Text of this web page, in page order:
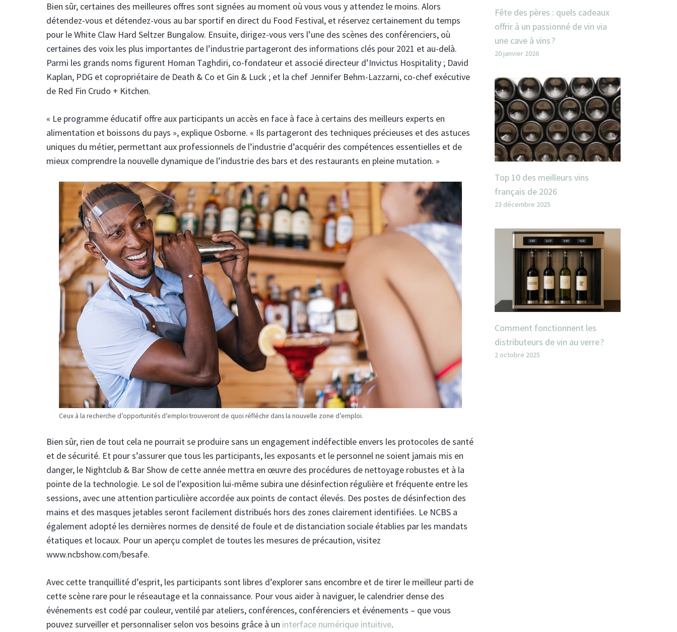
Bien sûr, certaines des meilleures offres sont signées au moment où vous vous y attendez le moins. Alors
détendez-vous et détendez-vous au bar sportif en direct du Food Festival, et réservez certainement du temps
pour le White Claw Hard Seltzer Bungalow. Ensuite, dirigez-vous vers l’une des scènes des conférenciers, où
certaines des voix les plus importantes de l’industrie partageront des informations clés pour 2021 et au-delà.
Parmi les grands noms figurent Homan Taghdiri, co-fondateur et associé directeur d’Invictus Hospitality ; David
Kaplan, PDG et copropriétaire de Death & Co et Gin & Luck ; et la chef Jennifer Behm-Lazzarni, co-chef exécutive
de Red Fin Crudo + Kitchen.
« Le programme éducatif offre aux participants un accès en face à face à certains des meilleurs experts en
alimentation et boissons du pays », explique Osborne. « Ils partageront des techniques précieuses et des astuces
uniques du métier, permettant aux professionnels de l’industrie d’acquérir des compétences essentielles et de
mieux comprendre la nouvelle dynamique de l’industrie des bars et des restaurants en pleine mutation. »
Ceux à la recherche d’opportunités d’emploi trouveront de quoi réfléchir dans la nouvelle zone d’emploi.
Bien sûr, rien de tout cela ne pourrait se produire sans un engagement indéfectible envers les protocoles de santé
et de sécurité. Et pour s’assurer que tous les participants, les exposants et le personnel ne soient jamais mis en
danger, le Nightclub & Bar Show de cette année mettra en œuvre des procédures de nettoyage robustes et à la
pointe de la technologie. Le sol de l’exposition lui-même subira une désinfection régulière et fréquente entre les
sessions, avec une attention particulière accordée aux points de contact élevés. Des postes de désinfection des
mains et des masques jetables seront facilement distribués hors des zones clairement identifiées. Le NCBS a
également adopté les dernières normes de densité de foule et de distanciation sociale établies par les mandats
étatiques et locaux. Pour un aperçu complet de toutes les mesures de précaution, visitez
www.ncbshow.com/besafe.
Avec cette tranquillité d’esprit, les participants sont libres d’explorer sans encombre et de tirer le meilleur parti de
cette scène rare pour le réseautage et la connaissance. Pour vous aider à naviguer, le calendrier dense des
événements est codé par couleur, ventilé par ateliers, conférences, conférenciers et événements – que vous
pouvez surveiller et personnaliser selon vos besoins grâce à un interface numérique intuitive.
Fête des pères : quels cadeaux
offrir à un passionné de vin via
une cave à vins ?
20 janvier 2026
Top 10 des meilleurs vins
français de 2026
23 décembre 2025
Comment fonctionnent les
distributeurs de vin au verre ?
2 octobre 2025